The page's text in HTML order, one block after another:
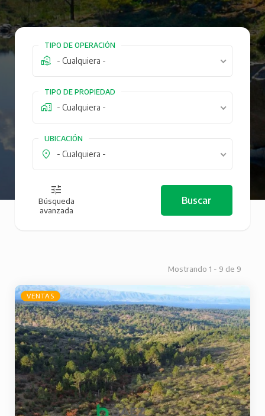
TIPO DE OPERACIÓN
- Cualquiera -
TIPO DE PROPIEDAD
- Cualquiera -
UBICACIÓN
- Cualquiera -
Búsqueda
avanzada
Mostrando 1 - 9 de 9
VENTAS